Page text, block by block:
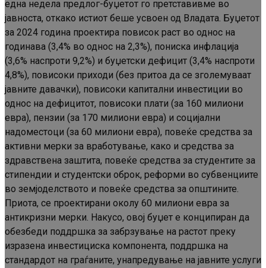
една недела предлог-буџетот го претставивме во
јавноста, откако истиот беше усвоен од Владата. Буџетот
за 2024 година проектира повисок раст во однос на
годинава (3,4% во однос на 2,3%), пониска инфлација
(3,6% наспроти 9,2%) и буџетски дефицит (3,4% наспроти
4,8%), повисоки приходи (без притоа да се зголемуваат
јавните давачки), повисоки капитални инвестиции во
однос на дефицитот, повисоки плати (за 160 милиони
евра), пензии (за 170 милиони евра) и социјални
надоместоци (за 60 милиони евра), повеќе средства за
активни мерки за вработување, како и средства за
здравствена заштита, повеќе средства за студентите за
стипендии и студентски оброк, реформи во субвенциите
во земјоделството и повеќе средства за општините.
Приота, се проектирани околу 60 милиони евра за
антикризни мерки. Накусо, овој буџет е конципиран да
обезбеди поддршка за забрзување на растот преку
изразена инвестициска компонента, поддршка на
стандардот на граѓаните, унапредување на јавните услуги